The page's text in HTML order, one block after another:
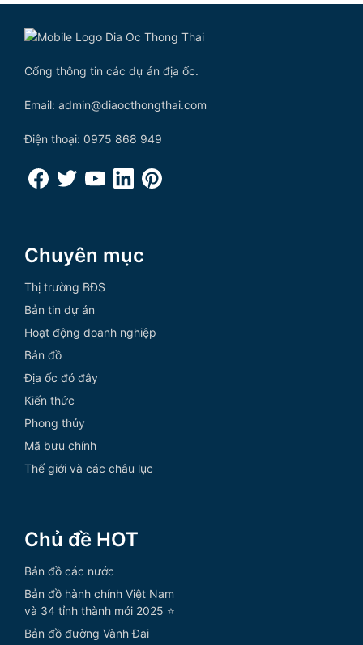
Cổng thông tin các dự án địa ốc.
Email: admin@diaocthongthai.com
Điện thoại: 0975 868 949
Chuyên mục
Thị trường BĐS
Bản tin dự án
Hoạt động doanh nghiệp
Bản đồ
Địa ốc đó đây
Kiến thức
Phong thủy
Mã bưu chính
Thế giới và các châu lục
Chủ đề HOT
Bản đồ các nước
Bản đồ hành chính Việt Nam
và 34 tỉnh thành mới 2025 ⭐
Bản đồ đường Vành Đai